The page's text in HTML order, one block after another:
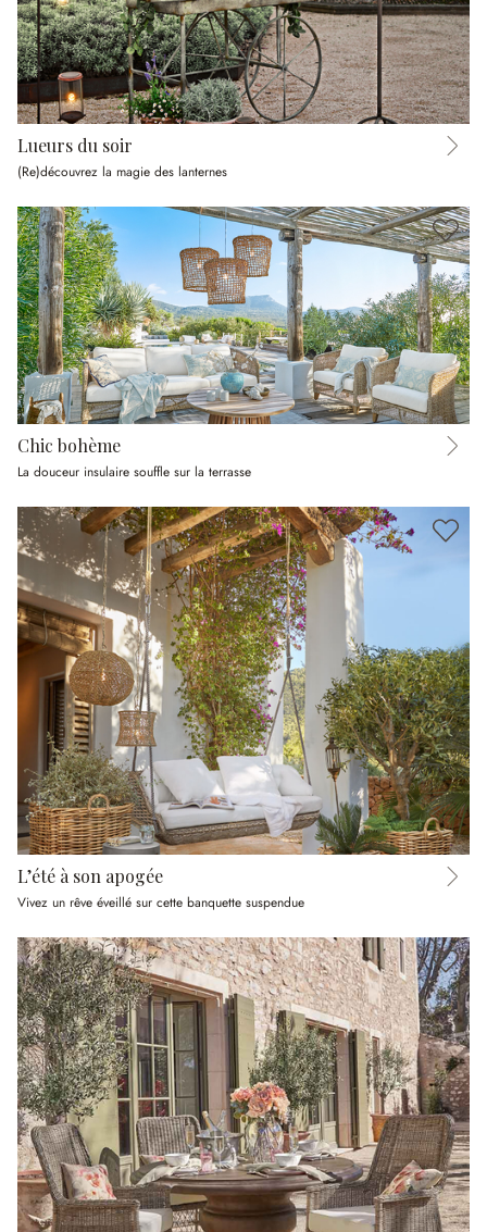
Lueurs du soir
(Re)découvrez la magie des lanternes
Chic bohème
La douceur insulaire souffle sur la terrasse
L’été à son apogée
Vivez un rêve éveillé sur cette banquette suspendue